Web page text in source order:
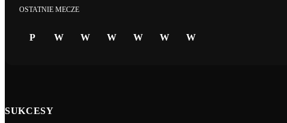
OSTATNIE MECZE
P W W W W W W
SUKCESY